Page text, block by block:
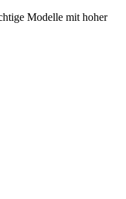
Modelle mit hoher